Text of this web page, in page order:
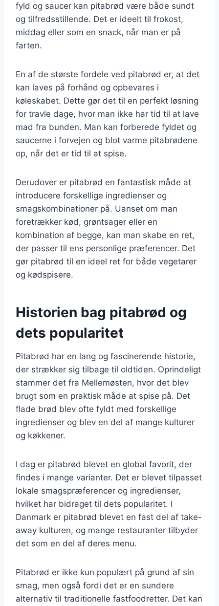
fyld og saucer kan pitabrød være både sundt
og tilfredsstillende. Det er ideelt til frokost,
middag eller som en snack, når man er på
farten.
En af de største fordele ved pitabrød er, at det
kan laves på forhånd og opbevares i
køleskabet. Dette gør det til en perfekt løsning
for travle dage, hvor man ikke har tid til at lave
mad fra bunden. Man kan forberede fyldet og
saucerne i forvejen og blot varme pitabrødene
op, når det er tid til at spise.
Derudover er pitabrød en fantastisk måde at
introducere forskellige ingredienser og
smagskombinationer på. Uanset om man
foretrækker kød, grøntsager eller en
kombination af begge, kan man skabe en ret,
der passer til ens personlige præferencer. Det
gør pitabrød til en ideel ret for både vegetarer
og kødspisere.
Historien bag pitabrød og
dets popularitet
Pitabrød har en lang og fascinerende historie,
der strækker sig tilbage til oldtiden. Oprindeligt
stammer det fra Mellemøsten, hvor det blev
brugt som en praktisk måde at spise på. Det
flade brød blev ofte fyldt med forskellige
ingredienser og blev en del af mange kulturer
og køkkener.
I dag er pitabrød blevet en global favorit, der
findes i mange varianter. Det er blevet tilpasset
lokale smagspræferencer og ingredienser,
hvilket har bidraget til dets popularitet. I
Danmark er pitabrød blevet en fast del af take-
away kulturen, og mange restauranter tilbyder
det som en del af deres menu.
Pitabrød er ikke kun populært på grund af sin
smag, men også fordi det er en sundere
alternativ til traditionelle fastfoodretter. Det kan